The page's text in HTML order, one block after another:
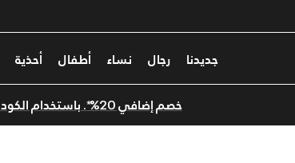
جديدنا رجال نساء أطفال أحذية
خصم إضافي 20%*. باستخدام الكود EXTRA20